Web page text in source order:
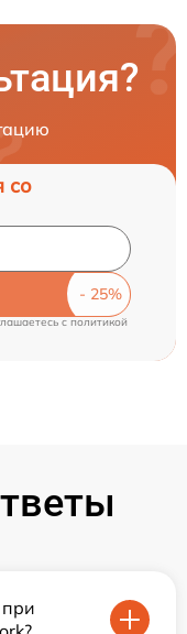
со
cполитикой